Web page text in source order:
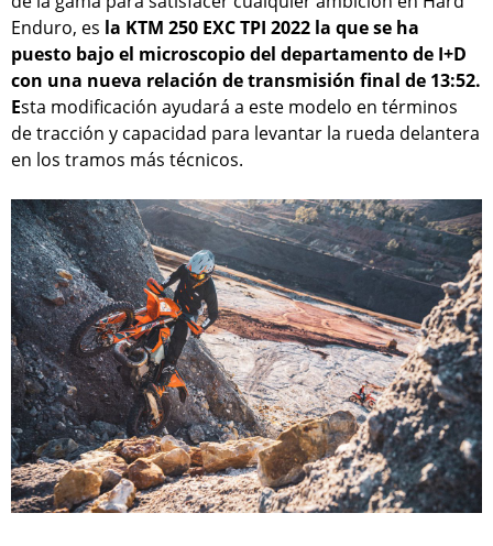
Enduro, es la KTM 250 EXC TPI 2022 la que se ha
puesto bajo el microscopio del departamento de I+D
con una nueva relación de transmisión final de 13:52.
Esta modificación ayudará a este modelo en términos
de tracción y capacidad para levantar la rueda delantera
en los tramos más técnicos.